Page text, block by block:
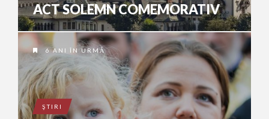
ACT SOLEMN COMEMORATIV
6 ANI ÎN URMĂ
ŞTIRI